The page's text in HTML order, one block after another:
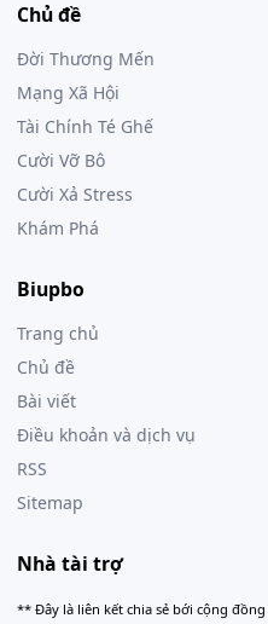
Chủ đề
Đời Thương Mến
Mạng Xã Hội
Tài Chính Té Ghế
Cười Vỡ Bô
Cười Xả Stress
Khám Phá
Biupbo
Trang chủ
Chủ đề
Bài viết
Điều khoản và dịch vụ
RSS
Sitemap
Nhà tài trợ
** Đây là liên kết chia sẻ bới cộng